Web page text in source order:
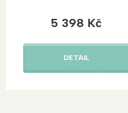
5 398 Kč
DETAIL